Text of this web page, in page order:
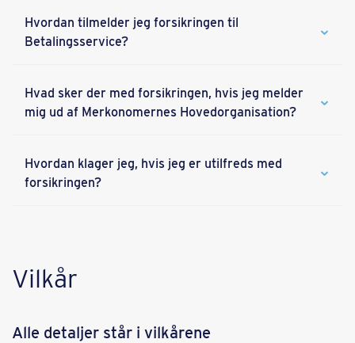
Hvordan tilmelder jeg forsikringen til
Betalingsservice?
Hvad sker der med forsikringen, hvis jeg melder
mig ud af Merkonomernes Hovedorganisation?
Hvordan klager jeg, hvis jeg er utilfreds med
forsikringen?
Vilkår
Alle detaljer står i vilkårene